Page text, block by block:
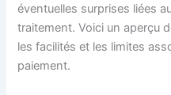
éventuelles surprises liées
traitement. Voici un aperçu
les facilités et les limites
paiement.